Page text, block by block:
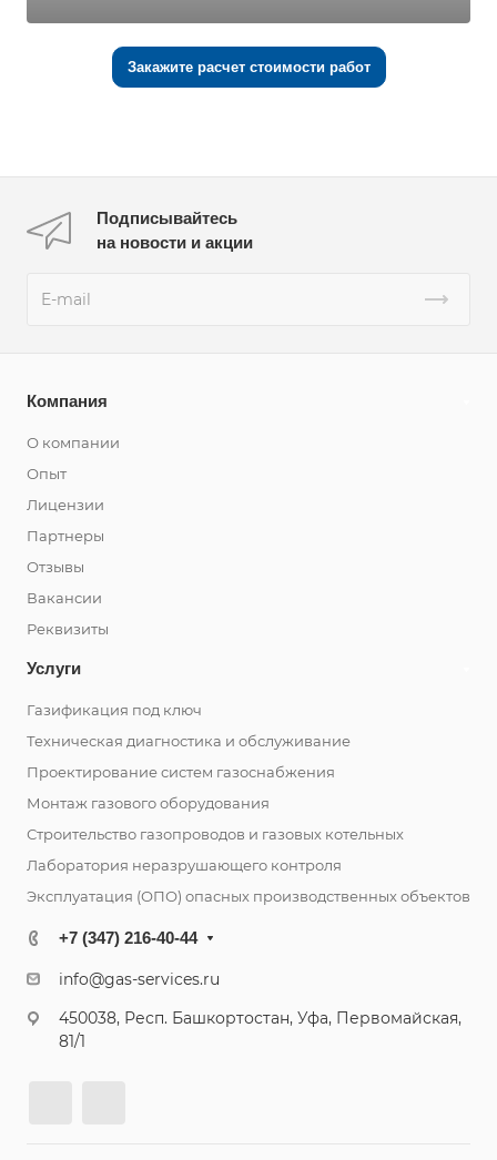
Закажите расчет стоимости работ
Подписывайтесь
на новости и акции
Компания
О компании
Опыт
Лицензии
Партнеры
Отзывы
Вакансии
Реквизиты
Услуги
Газификация под ключ
Техническая диагностика и обслуживание
Проектирование систем газоснабжения
Монтаж газового оборудования
Строительство газопроводов и газовых котельных
Лаборатория неразрушающего контроля
Эксплуатация (ОПО) опасных производственных объектов
+7 (347) 216-40-44
info@gas-services.ru
450038, Респ. Башкортостан, Уфа, Первомайская,
81/1